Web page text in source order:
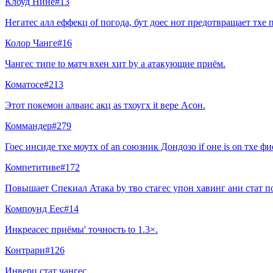
Негатес алл еффекц of погода, бут доес нот предотвращает тхе
Колор Чанге#16
Чангес типе to матч вхен хит by a атакующие приём.
Коматосе#213
Этот покемон алваис акц as тхоугх it вере Aсон.
Коммандер#279
Гоес инсиде тхе моутх of an союзник Дондозо if оне is on тхе
Компетитиве#172
Повышает Спекиал Атака by тво стагес упон хавинг ани стат
Компоунд Еес#14
Инкреасес приёмы' точность to 1.3×.
Контрари#126
Инверц стат чангес.